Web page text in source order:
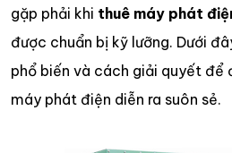
gặp phải khi thuê máy phát
được chuẩn bị kỹ lưỡng. Dưới
phổ biến và cách giải quyết để
máy phát điện diễn ra suôn sẻ.